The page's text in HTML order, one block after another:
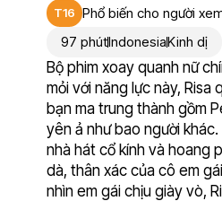
T16 Phổ biến cho người
97 phútIndonesiaKinh dị
Bộ phim xoay quanh nữ
mỏi với năng lực này,
bạn ma trung thành gồm
yên ả như bao người
nhà hát cổ kính và hoang
dà, thân xác của cô em
nhìn em gái chịu giày vò,